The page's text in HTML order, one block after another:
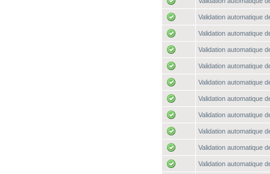
Validation automatique
Validation automatique
Validation automatique
Validation automatique
Validation automatique
Validation automatique
Validation automatique
Validation automatique
Validation automatique
Validation automatique